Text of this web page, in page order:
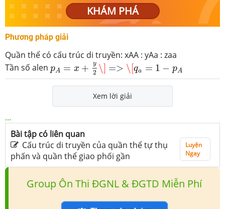
KHÁM PHÁ
Phương pháp giải
Quần thể có cấu trúc di truyền: xAA : yAa : zaa
Tần số alen pA = x + y
2 \] => \[qa = 1 − pA
pA= x+y2\]=>\[qa=1 −pA
Xem lời giải
...
Bài tập có liên quan
Cấu trúc di truyền của quần thể tự thụ
phấn và quần thể giao phối gần
Luyện
Ngay
Group Ôn Thi ĐGNL & ĐGTD Miễn Phí